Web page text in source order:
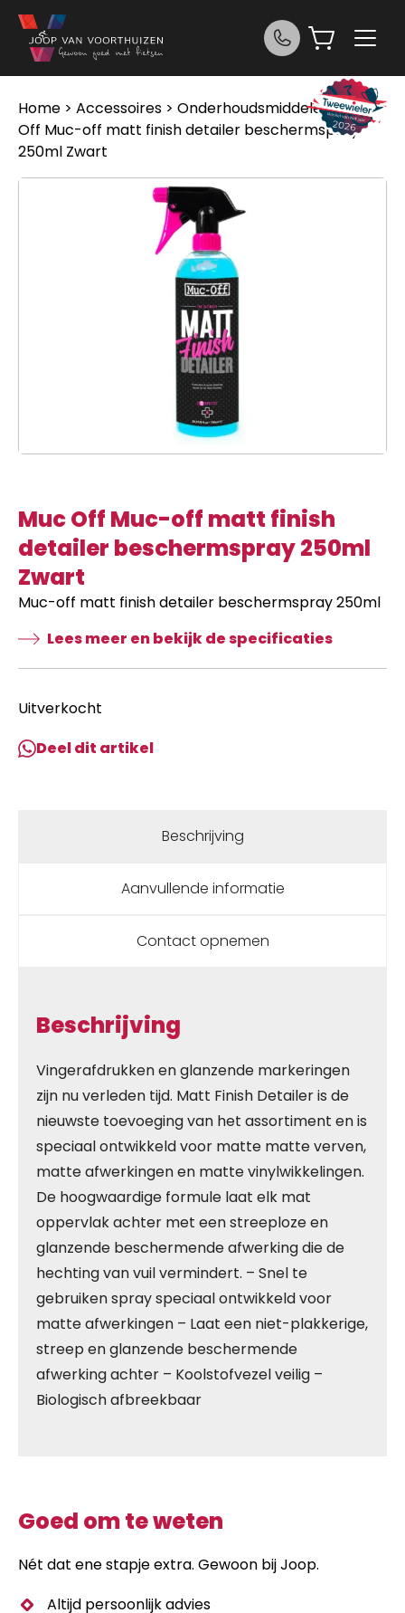
Ga naar de inhoud
Home > Accessoires > Onderhoudsmiddelen> Muc
Off Muc-off matt finish detailer beschermspray
250ml Zwart
Muc Off Muc-off matt finish
detailer beschermspray 250ml
Zwart
Muc-off matt finish detailer beschermspray 250ml
Lees meer en bekijk de specificaties
Uitverkocht
Deel dit artikel
Beschrijving
Aanvullende informatie
Contact opnemen
Beschrijving
Vingerafdrukken en glanzende markeringen
zijn nu verleden tijd. Matt Finish Detailer is de
nieuwste toevoeging van het assortiment en is
speciaal ontwikkeld voor matte matte verven,
matte afwerkingen en matte vinylwikkelingen.
De hoogwaardige formule laat elk mat
oppervlak achter met een streeploze en
glanzende beschermende afwerking die de
hechting van vuil vermindert. – Snel te
gebruiken spray speciaal ontwikkeld voor
matte afwerkingen – Laat een niet-plakkerige,
streep en glanzende beschermende
afwerking achter – Koolstofvezel veilig –
Biologisch afbreekbaar
Goed om te weten
Nét dat ene stapje extra. Gewoon bij Joop.
Altijd persoonlijk advies